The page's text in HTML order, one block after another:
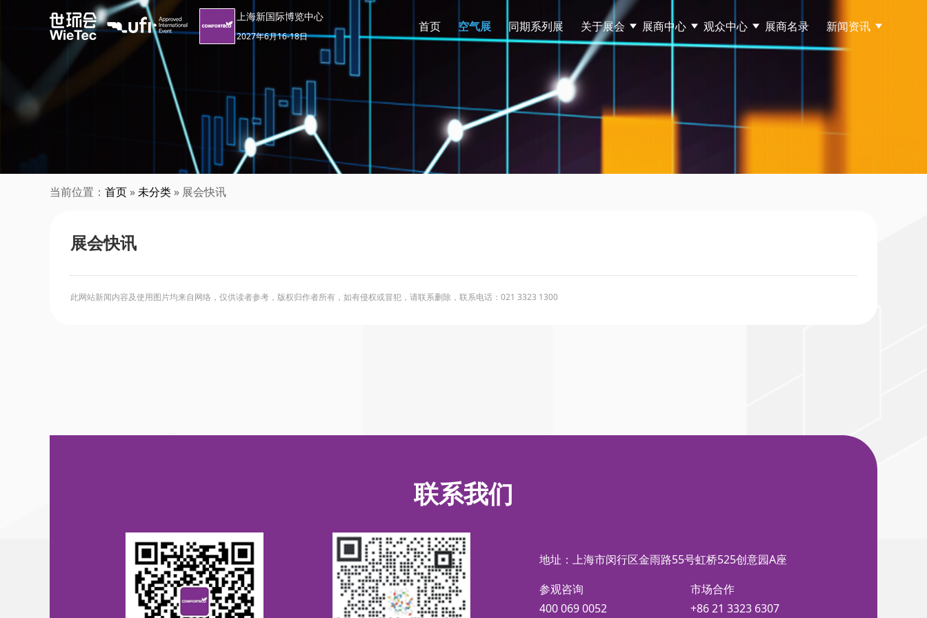
上海新国际博览中心
2027年6月16-18日
首页 空气展 同期系列展 关于展会 展商中心 观众中心 展商名录 新闻资讯
当前位置： 首页 »未分类 » 展会快讯
展会快讯
此网站新闻内容及使用图片均来自网络，仅供读者参考，版权归作者所有，如有侵权或冒犯，请联系删除，联系电话：021 3323 1300
联系我们
地址：上海市闵行区金雨路55号虹桥525创意园A座
参观咨询
400 069 0052
市场合作
+86 21 3323 6307